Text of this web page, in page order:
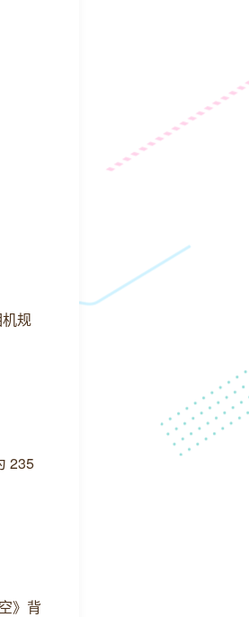
规
235
》背